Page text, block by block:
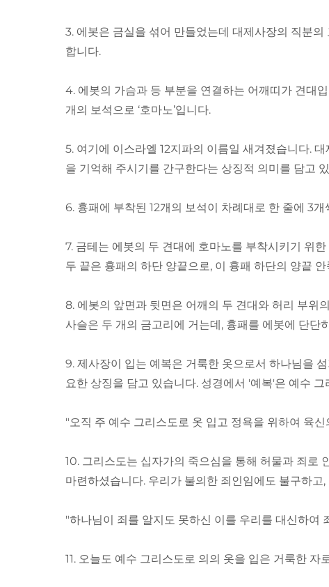
3. 에봇은 금실을 섞어 만들었는데 대제사장의 직분
합니다.
4. 에봇의 가슴과 등 부분을 연결하는 어깨띠가 견대
개의 보석으로 ‘호마노’입니다.
5. 여기에 이스라엘 12지파의 이름일 새겨졌습니다.
을 기억해 주시기를 간구한다는 상징적 의미를 담고
6. 흉패에 부착된 12개의 보석이 차례대로 한 줄에 3
7. 금테는 에봇의 두 견대에 호마노를 부착시키기 위
두 끝은 흉패의 하단 양끝으로, 이 흉패 하단의 양끝
8. 에봇의 앞면과 뒷면은 어깨의 두 견대와 허리 부위
사슬은 두 개의 금고리에 거는데, 흉패를 에봇에 단단
9. 제사장이 입는 예복은 거룩한 옷으로서 하나님을
요한 상징을 담고 있습니다. 성경에서 '예복'은 예수
"오직 주 예수 그리스도로 옷 입고 정욕을 위하여 육
10. 그리스도는 십자가의 죽으심을 통해 허물과 죄로
마련하셨습니다. 우리가 불의한 죄인임에도 불구하
"하나님이 죄를 알지도 못하신 이를 우리를 대신하여
11. 오늘도 예수 그리스도로 의의 옷을 입은 거룩한